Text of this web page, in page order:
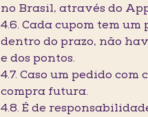
no Brasil, através do
4.6. Cada cupom tem
dentro do prazo, não
e dos pontos.
4.7. Caso um pedido
compra futura.
4.8. É de